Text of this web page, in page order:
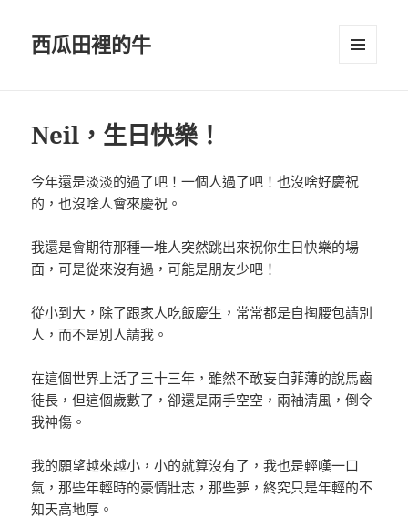
西瓜田裡的牛
Neil，生日快樂！
今年還是淡淡的過了吧！一個人過了吧！也沒啥好慶祝
的，也沒啥人會來慶祝。
我還是會期待那種一堆人突然跳出來祝你生日快樂的場
面，可是從來沒有過，可能是朋友少吧！
從小到大，除了跟家人吃飯慶生，常常都是自掏腰包請別
人，而不是別人請我。
在這個世界上活了三十三年，雖然不敢妄自菲薄的說馬齒
徒長，但這個歲數了，卻還是兩手空空，兩袖清風，倒令
我神傷。
我的願望越來越小，小的就算沒有了，我也是輕嘆一口
氣，那些年輕時的豪情壯志，那些夢，終究只是年輕的不
知天高地厚。